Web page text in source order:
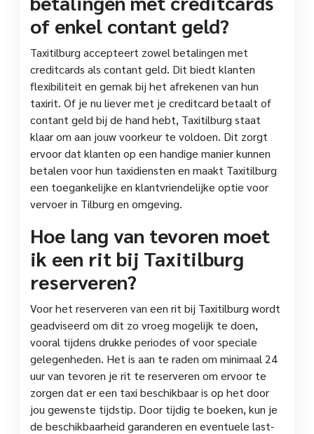
of enkel contant geld?
Taxitilburg accepteert zowel betalingen met
creditcards als contant geld. Dit biedt klanten
flexibiliteit en gemak bij het afrekenen van hun
taxirit. Of je nu liever met je creditcard betaalt of
contant geld bij de hand hebt, Taxitilburg staat
klaar om aan jouw voorkeur te voldoen. Dit zorgt
ervoor dat klanten op een handige manier kunnen
betalen voor hun taxidiensten en maakt Taxitilburg
een toegankelijke en klantvriendelijke optie voor
vervoer in Tilburg en omgeving.
Hoe lang van tevoren moet
ik een rit bij Taxitilburg
reserveren?
Voor het reserveren van een rit bij Taxitilburg wordt
geadviseerd om dit zo vroeg mogelijk te doen,
vooral tijdens drukke periodes of voor speciale
gelegenheden. Het is aan te raden om minimaal 24
uur van tevoren je rit te reserveren om ervoor te
zorgen dat er een taxi beschikbaar is op het door
jou gewenste tijdstip. Door tijdig te boeken, kun je
de beschikbaarheid garanderen en eventuele last-